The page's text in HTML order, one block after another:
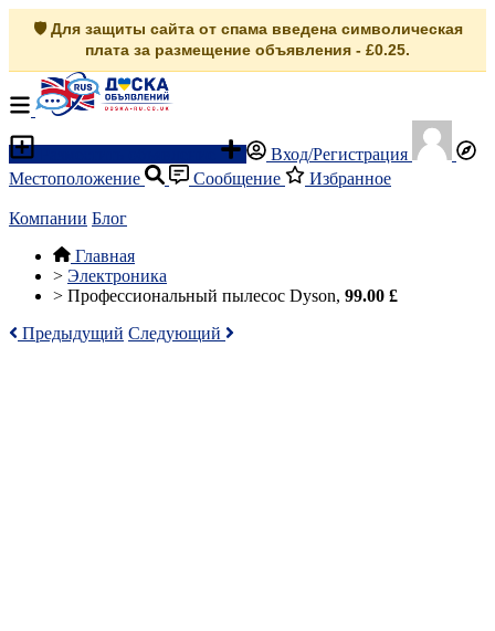
🛡️ Для защиты сайта от спама введена символическая
плата за размещение объявления - £0.25.
Вход/Регистрация
Местоположение
Сообщение Избранное
Компании Блог
Главная
> Электроника
> Профессиональный пылесос Dyson, 99.00 £
Предыдущий Следующий